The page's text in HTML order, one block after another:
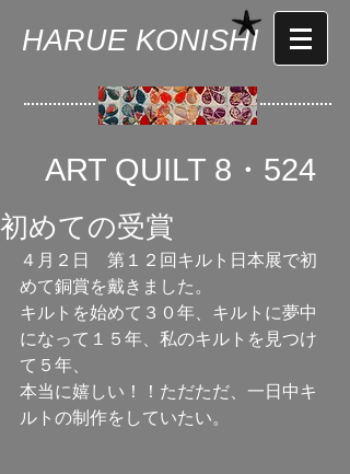
HARUE KONISHI
ART QUILT 8・524
初めての受賞
４月２日　第１２回キルト日本展で初
めて銅賞を戴きました。
キルトを始めて３０年、キルトに夢中
になって１５年、私のキルトを見つけ
て５年、
本当に嬉しい！！ただただ、一日中キ
ルトの制作をしていたい。